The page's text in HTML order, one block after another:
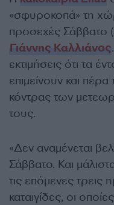
«σφυροκοπά» τη
προσεχές Σάββατο
Γιάννης Καλλιάνος
εκτιμήσεις ότι τα
επιμείνουν και
κόντρας των
τους.
«Δεν αναμένεται
Σάββατο. Και
τις επόμενες τρεις
καταιγίδες, οι